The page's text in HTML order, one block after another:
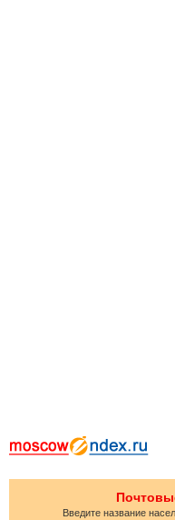
Введите название